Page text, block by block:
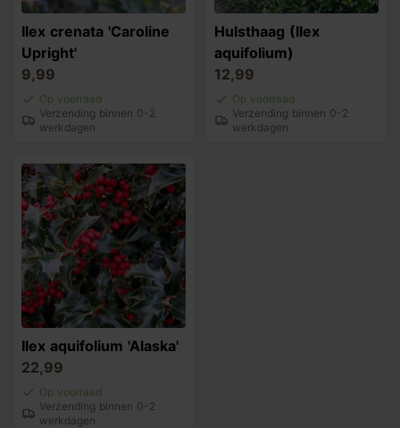
Ilex crenata 'Caroline
Upright'
9,99
Op voorraad
Verzending binnen 0-2
werkdagen
Hulsthaag (Ilex
aquifolium)
12,99
Op voorraad
Verzending binnen 0-2
werkdagen
Ilex aquifolium 'Alaska'
22,99
Op voorraad
Verzending binnen 0-2
werkdagen